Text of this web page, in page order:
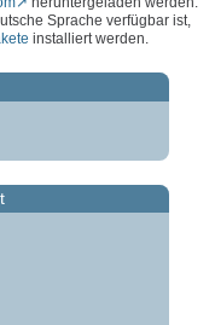
Sprache verfügbar ist,
installiert werden.